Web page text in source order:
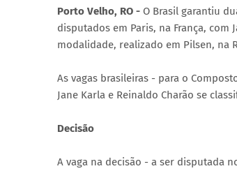
Porto Velho, RO - O Brasil garantiu
disputados em Paris, na França,
modalidade, realizado em Pilsen, na
As vagas brasileiras - para o
Jane Karla e Reinaldo Charão se
Decisão
A vaga na decisão - a ser disputada